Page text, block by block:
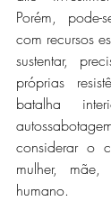
Porém,
com recursos
sustentar,
próprias
batalha
considerar o
mulher,
humano.